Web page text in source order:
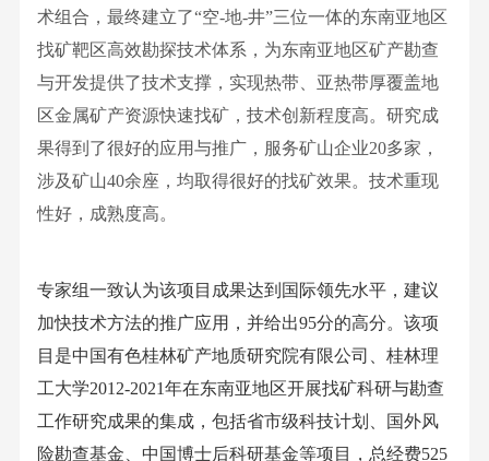
矿
产
地
质
研
果
发
明
专
利
标
定
成
果
转
期
风
廉
政
信
访
上
文
化
持
续
创
化
执
行
力
化
术组合，最终建立了“空-地-井”三位一体的东南亚地区
找矿靶区高效勘探技术体系，为东南亚地区矿产勘查
与开发提供了技术支撑，实现热带、亚热带厚覆盖地
区金属矿产资源快速找矿，技术创新程度高。研究成
果得到了很好的应用与推广，服务矿山企业20多家，
涉及矿山40余座，均取得很好的找矿效果。技术重现
性好，成熟度高。
专家组一致认为该项目成果达到国际领先水平，建议
加快技术方法的推广应用，并给出95分的高分。该项
目是中国有色桂林矿产地质研究院有限公司、桂林理
工大学2012-2021年在东南亚地区开展找矿科研与勘查
工作研究成果的集成，包括省市级科技计划、国外风
险勘查基金、中国博士后科研基金等项目，总经费525